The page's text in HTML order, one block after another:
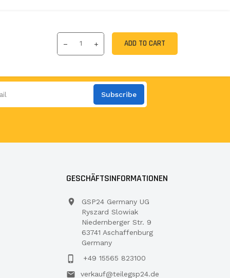
ADD TO CART
Subscribe
GESCHÄFTSINFORMATIONEN
GSP24 Germany UG
Ryszard Slowiak
Niedernberger Str. 9
63741 Aschaffenburg
Germany
+49 15565 823100
verkauf@teilegsp24.de